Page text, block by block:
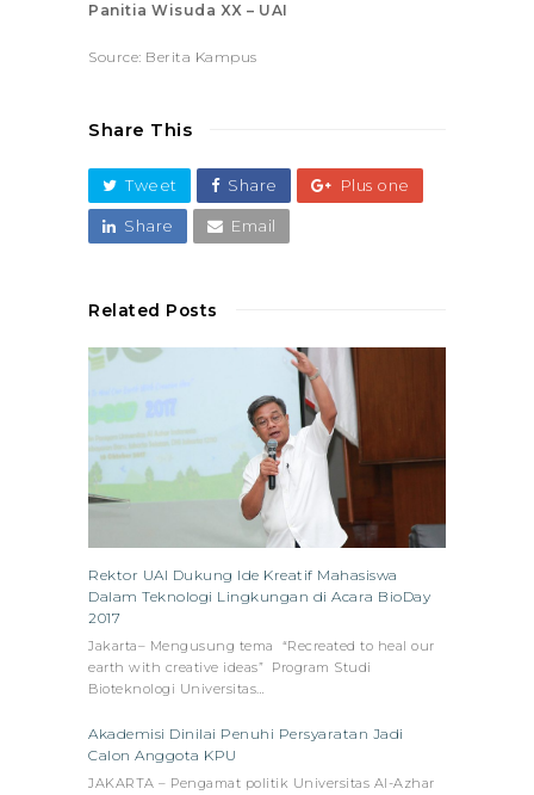
Panitia Wisuda XX – UAI
Source: Berita Kampus
Share This
Tweet Share Plus one
Share Email
Related Posts
Rektor UAI Dukung Ide Kreatif Mahasiswa
Dalam Teknologi Lingkungan di Acara BioDay
2017
Jakarta– Mengusung tema “Recreated to heal our
earth with creative ideas” Program Studi
Bioteknologi Universitas…
Akademisi Dinilai Penuhi Persyaratan Jadi
Calon Anggota KPU
JAKARTA – Pengamat politik Universitas Al-Azhar